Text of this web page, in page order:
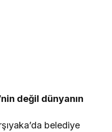
değil dünyanın
belediye